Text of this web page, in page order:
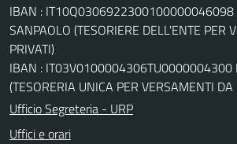
IBAN : IT10Q0306922300100000046098
SANPAOLO (TESORIERE DELL'ENTE PER
PRIVATI)
IBAN : IT03V0100004306TU0000004300
(TESORERIA UNICA PER VERSAMENTI DA
Ufficio Segreteria - URP
Uffici e orari